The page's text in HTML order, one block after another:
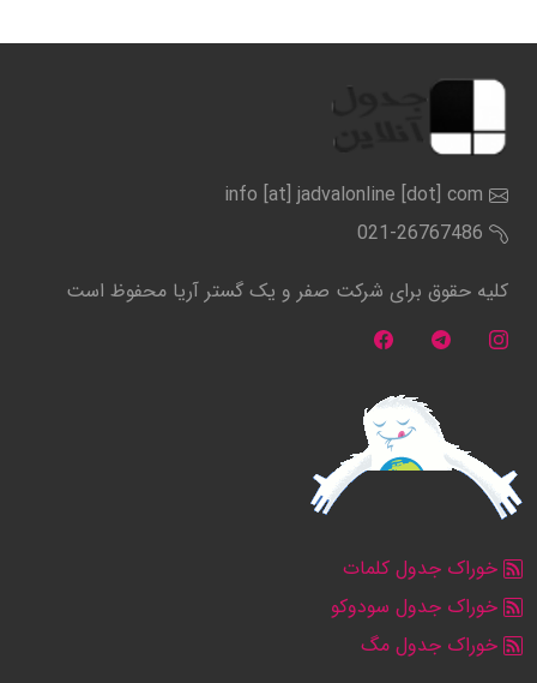
info [at] jadvalonline [dot] com
021-26767486
کلیه حقوق برای شرکت صفر و یک گستر آریا محفوظ است
خوراک جدول کلمات
خوراک جدول سودوکو
خوراک جدول مگ